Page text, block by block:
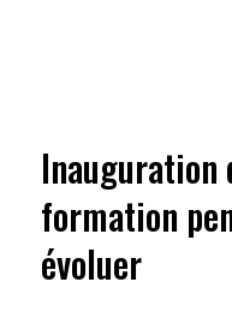
Inauguration
formation
évoluer